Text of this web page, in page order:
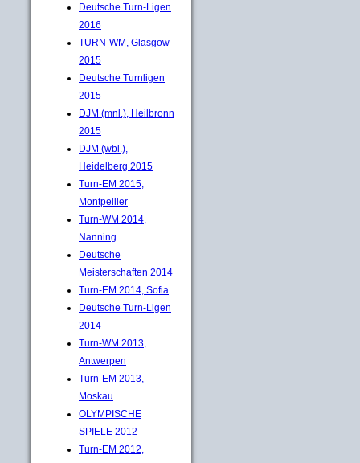
Deutsche Turn-Ligen
2016
TURN-WM, Glasgow
2015
Deutsche Turnligen
2015
DJM (mnl.), Heilbronn
2015
DJM (wbl.),
Heidelberg 2015
Turn-EM 2015,
Montpellier
Turn-WM 2014,
Nanning
Deutsche
Meisterschaften 2014
Turn-EM 2014, Sofia
Deutsche Turn-Ligen
2014
Turn-WM 2013,
Antwerpen
Turn-EM 2013,
Moskau
OLYMPISCHE
SPIELE 2012
Turn-EM 2012,